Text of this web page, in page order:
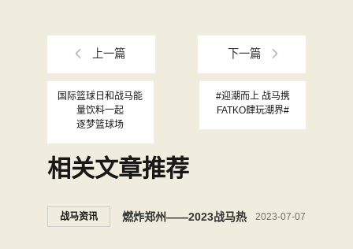
上一篇
国际篮球日和战马能
量饮料一起
逐梦篮球场
下一篇
#迎潮而上 战马携
FATKO肆玩潮界#
相关文章推荐
战马资讯 燃炸郑州——2023战马热 2023-07-07